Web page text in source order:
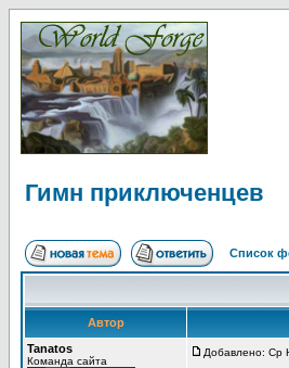
Гимн приключенцев
Список
Автор
Tanatos
Команда сайта
Добавлено: Ср